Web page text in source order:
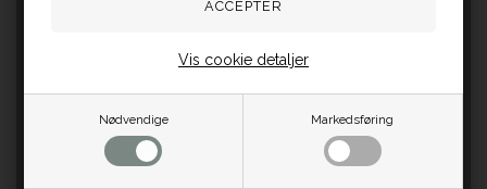
Nødvendige Markedsføring
Vis cookie detaljer